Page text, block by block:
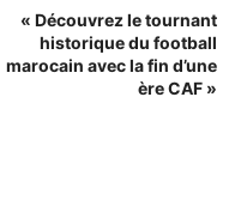
« Découvrez le tournant
historique du football
marocain avec la fin d’une
ère CAF »